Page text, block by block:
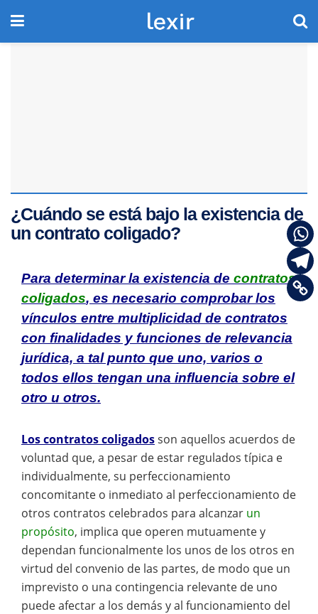
¿Cuándo se está bajo la existencia de
un contrato coligado?
Para determinar la existencia de contratos
coligados, es necesario comprobar los
vínculos entre multiplicidad de contratos
con finalidades y funciones de relevancia
jurídica, a tal punto que uno, varios o
todos ellos tengan una influencia sobre el
otro u otros.
Los contratos coligadosson aquellos acuerdos de
voluntad que, a pesar de estar regulados típica e
individualmente, su perfeccionamiento
concomitante o inmediato al perfeccionamiento de
otros contratos celebrados para alcanzar un
propósito, implica que operen mutuamente y
dependan funcionalmente los unos de los otros en
virtud del convenio de las partes, de modo que un
imprevisto o una contingencia relevante de uno
puede afectar a los demás y al funcionamiento del